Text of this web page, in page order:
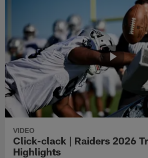
VIDEO
Click-clack | Raiders 2026
Highlights